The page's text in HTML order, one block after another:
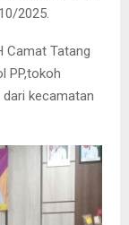
2025.
Camat Tatang
PP,tokoh
kecamatan